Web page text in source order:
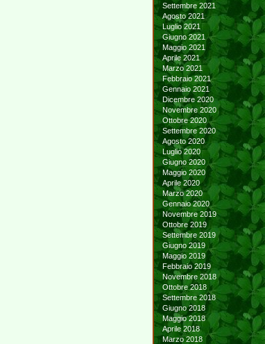
Settembre 2021
Agosto 2021
Luglio 2021
Giugno 2021
Maggio 2021
Aprile 2021
Marzo 2021
Febbraio 2021
Gennaio 2021
Dicembre 2020
Novembre 2020
Ottobre 2020
Settembre 2020
Agosto 2020
Luglio 2020
Giugno 2020
Maggio 2020
Aprile 2020
Marzo 2020
Gennaio 2020
Novembre 2019
Ottobre 2019
Settembre 2019
Giugno 2019
Maggio 2019
Febbraio 2019
Novembre 2018
Ottobre 2018
Settembre 2018
Giugno 2018
Maggio 2018
Aprile 2018
Marzo 2018